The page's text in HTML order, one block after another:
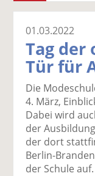
01.03.2022
Tag der
Tür für
Die
4. März,
Dabei wird
der
der dort
Berlin-
der Schule auf.